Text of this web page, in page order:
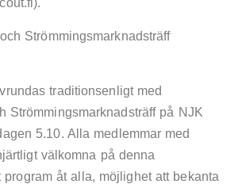
Strömmingsmarknadsträff
traditionsenligt med
Strömmingsmarknadsträff på NJK
5.10. Alla medlemmar med
välkomna på denna
åt alla, möjlighet att bekanta